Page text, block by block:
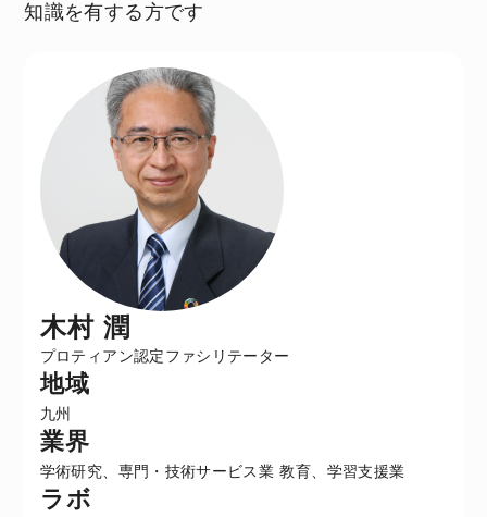
知識を有する方です
木村 潤
プロティアン認定ファシリテーター
地域
九州
業界
学術研究、専門・技術サービス業 教育、学習支援業
ラボ